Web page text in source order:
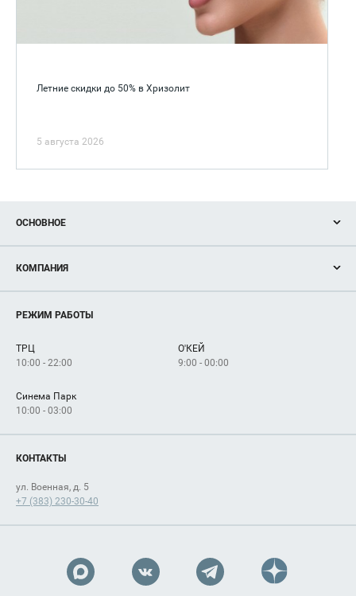
Летние скидки до 50% в Хризолит
5 августа 2026
ОСНОВНОЕ
Новости
Магазины
Услуги
КОМПАНИЯ
Рекламодателям
Как добраться
РЕЖИМ РАБОТЫ
ТРЦ
10:00 - 22:00
О'КЕЙ
9:00 - 00:00
Синема Парк
10:00 - 03:00
КОНТАКТЫ
ул. Военная, д. 5
+7 (383) 230-30-40